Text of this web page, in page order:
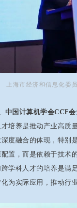
上海市经济和信息化委
中国计算机学会CCF
才培养是推动产业高质
度融合的体现，特别
置，而是依赖于技术
学科人才的培养是满
为实际应用，推动行